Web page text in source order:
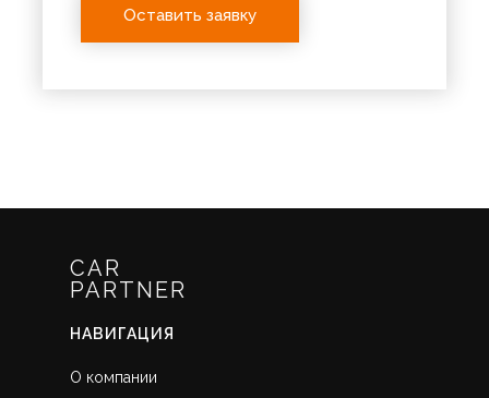
Оставить заявку
НАВИГАЦИЯ
О компании
CAR
PARTNER